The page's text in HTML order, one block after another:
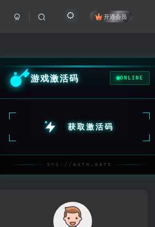
开通会员
游戏激活码 ONLINE
获取激活码
SYS://AUTH.GATE